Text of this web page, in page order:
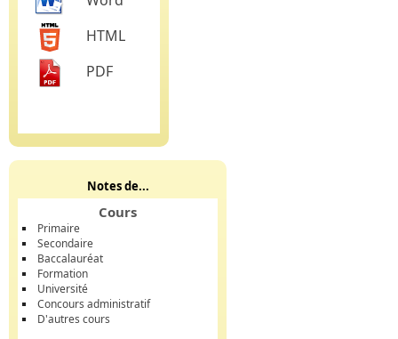
HTML
PDF
Notes de...
Cours
Primaire
Secondaire
Baccalauréat
Formation
Université
Concours administratif
D'autres cours